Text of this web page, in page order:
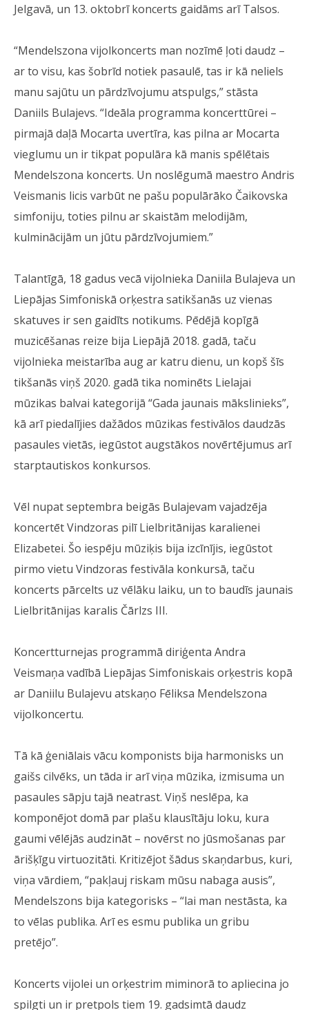
Jelgavā, un 13. oktobrī koncerts gaidāms arī Talsos.
“Mendelszona vijolkoncerts man nozīmē ļoti daudz –
ar to visu, kas šobrīd notiek pasaulē, tas ir kā neliels
manu sajūtu un pārdzīvojumu atspulgs,” stāsta
Daniils Bulajevs. “Ideāla programma koncerttūrei –
pirmajā daļā Mocarta uvertīra, kas pilna ar Mocarta
vieglumu un ir tikpat populāra kā manis spēlētais
Mendelszona koncerts. Un noslēgumā maestro Andris
Veismanis licis varbūt ne pašu populārāko Čaikovska
simfoniju, toties pilnu ar skaistām melodijām,
kulminācijām un jūtu pārdzīvojumiem.”
Talantīgā, 18 gadus vecā vijolnieka Daniila Bulajeva un
Liepājas Simfoniskā orķestra satikšanās uz vienas
skatuves ir sen gaidīts notikums. Pēdējā kopīgā
muzicēšanas reize bija Liepājā 2018. gadā, taču
vijolnieka meistarība aug ar katru dienu, un kopš šīs
tikšanās viņš 2020. gadā tika nominēts Lielajai
mūzikas balvai kategorijā “Gada jaunais mākslinieks”,
kā arī piedalījies dažādos mūzikas festivālos daudzās
pasaules vietās, iegūstot augstākos novērtējumus arī
starptautiskos konkursos.
Vēl nupat septembra beigās Bulajevam vajadzēja
koncertēt Vindzoras pilī Lielbritānijas karalienei
Elizabetei. Šo iespēju mūziķis bija izcīnījis, iegūstot
pirmo vietu Vindzoras festivāla konkursā, taču
koncerts pārcelts uz vēlāku laiku, un to baudīs jaunais
Lielbritānijas karalis Čārlzs III.
Koncertturnejas programmā diriģenta Andra
Veismaņa vadībā Liepājas Simfoniskais orķestris kopā
ar Daniilu Bulajevu atskaņo Fēliksa Mendelszona
vijolkoncertu.
Tā kā ģeniālais vācu komponists bija harmonisks un
gaišs cilvēks, un tāda ir arī viņa mūzika, izmisuma un
pasaules sāpju tajā neatrast. Viņš neslēpa, ka
komponējot domā par plašu klausītāju loku, kura
gaumi vēlējās audzināt – novērst no jūsmošanas par
ārišķīgu virtuozitāti. Kritizējot šādus skaņdarbus, kuri,
viņa vārdiem, “pakļauj riskam mūsu nabaga ausis”,
Mendelszons bija kategorisks – “lai man nestāsta, ka
to vēlas publika. Arī es esmu publika un gribu
pretējo”.
Koncerts vijolei un orķestrim miminorā to apliecina jo
spilgti un ir pretpols tiem 19. gadsimtā daudz